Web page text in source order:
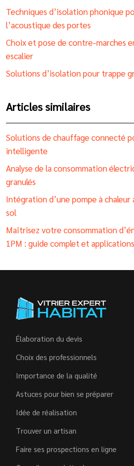
Techniques d’isolation phonique
l’acoustique des portes
Choix et pose de contre-marches
escalier
Solutions d’isolation pour trappe
Articles similaires
Solutions de chauffage connecté
intelligente
Analyse de la consommation
granulés
Intégration d’une pompe à chaleur
sol
Maîtrisez votre consommation
1PM : guide complet et
Élaboration du devis
Choix des professionnels
Importance de la qualité
Astuces pour bien se préparer
Idée de réalisation
Trouver un artisan
Faire ses prospections en ligne